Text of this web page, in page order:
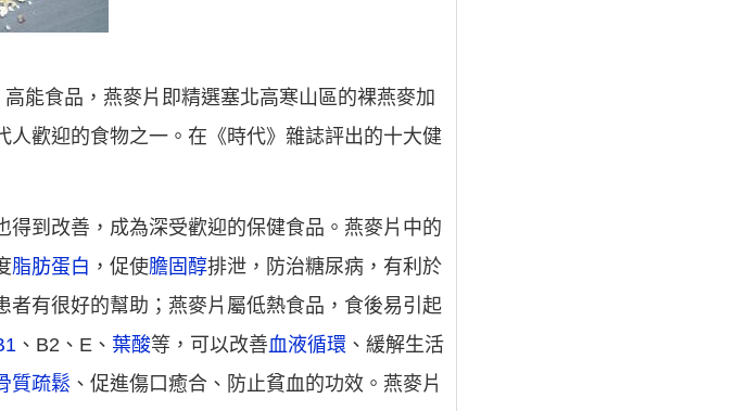
高能食品，燕麥片即精選塞北高寒山區的裸燕麥加
人歡迎的食物之一。在《時代》雜誌評出的十大健
到改善，成為深受歡迎的保健食品。燕麥片中的
脂肪蛋白 ，促使膽固醇排泄，防治糖尿病，有利於
有很好的幫助；燕麥片屬低熱食品，食後易引起
、B2、E、 葉酸等，可以改善血液循環 、緩解生活
質疏鬆 、促進傷口癒合、防止貧血的功效。燕麥片